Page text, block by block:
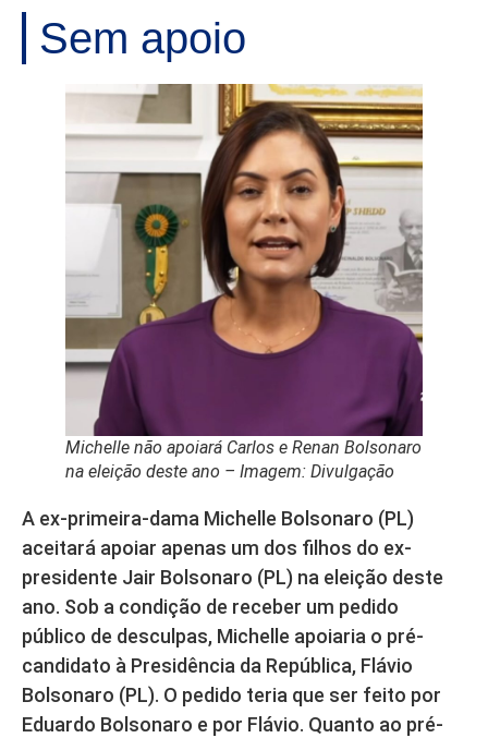
Sem apoio
Michelle não apoiará Carlos e Renan Bolsonaro
na eleição deste ano – Imagem: Divulgação
A ex-primeira-dama Michelle Bolsonaro (PL)
aceitará apoiar apenas um dos filhos do ex-
presidente Jair Bolsonaro (PL) na eleição deste
ano. Sob a condição de receber um pedido
público de desculpas, Michelle apoiaria o pré-
candidato à Presidência da República, Flávio
Bolsonaro (PL). O pedido teria que ser feito por
Eduardo Bolsonaro e por Flávio. Quanto ao pré-